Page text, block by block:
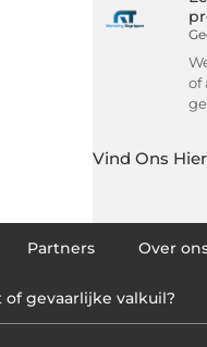
of
Vind Ons
Partners Over
gevaarlijke valkuil?